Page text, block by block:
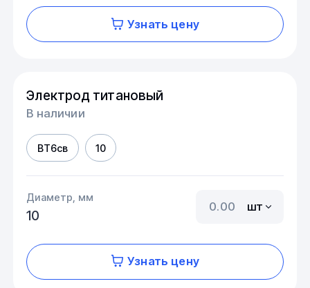
Узнать цену
Электрод титановый
В наличии
ВТ6св 10
Диаметр, мм
10
шт
Узнать цену